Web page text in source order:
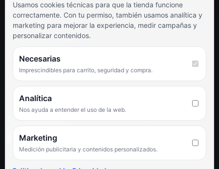
Contacto
Términos y condiciones
Preguntas frecuentes
SÍGUENOS
Facebook
TikTok
PUNTUACIÓN DE 4,6 SOBRE 5 EN GOOGLE
★★★★★
Usamos cookies técnicas para que la tienda funcione
correctamente. Con tu permiso, también usamos analítica y
marketing para mejorar la experiencia, medir campañas y
personalizar contenidos.
Necesarias
Imprescindibles para carrito, seguridad y compra.
Analítica
Nos ayuda a entender el uso de la web.
Marketing
Medición publicitaria y contenidos personalizados.